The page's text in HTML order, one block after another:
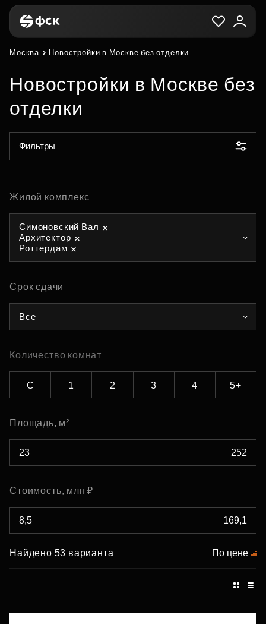
Москва Новостройки в Москве без отделки
Новостройки в Москве без
отделки
Фильтры
Жилой комплекс
Симоновский Вал
Архитектор
Роттердам
Срок сдачи
Все
Количество комнат
С 1 2 3 4 5+
Площадь, м²
Стоимость, млн ₽
Найдено 53 варианта По цене